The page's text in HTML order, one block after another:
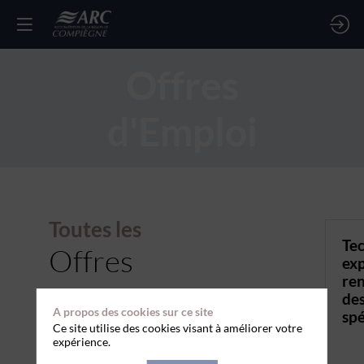
Toutes les
Offres
TYPE DE CONTRAT
A propos des cookies sur ce site
Ce site utilise des cookies visant à améliorer votre
expérience.